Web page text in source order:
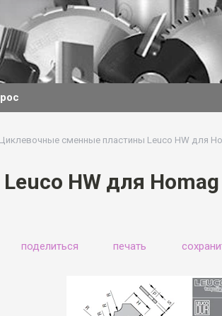
сменные пластины Leuco HW для
HW для
поделиться печать